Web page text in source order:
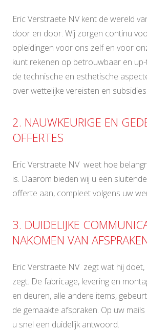
Eric Verstraete NV kent de wereld
door en door. Wij zorgen continu
opleidingen voor ons zelf en voor
kunt rekenen op betrouwbaar en
de technische en esthetische
over wettelijke vereisten en subsidies.
2. NAUWKEURIGE EN
OFFERTES
Eric Verstraete NV weet hoe
is. Daarom bieden wij u een
offerte aan, compleet volgens uw
3. DUIDELIJKE
NAKOMEN VAN
Eric Verstraete NV zegt wat hij
zegt. De fabricage, levering en
en deuren, alle andere items,
de gemaakte afspraken. Op uw
u snel een duidelijk antwoord.